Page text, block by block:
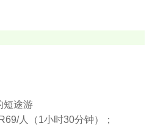
短途游
人（1小时30分钟）；